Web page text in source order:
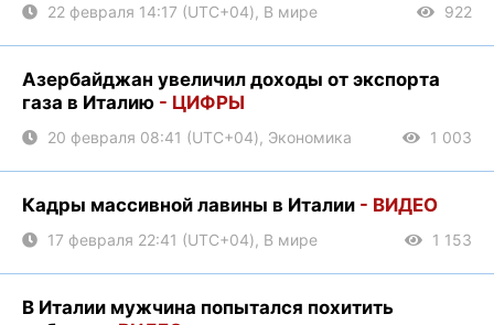
22 февраля 14:17 (UTC+04), В мире 922
Азербайджан увеличил доходы от экспорта
газа в Италию - ЦИФРЫ
20 февраля 08:41 (UTC+04), Экономика 1 003
Кадры массивной лавины в Италии - ВИДЕО
17 февраля 22:41 (UTC+04), В мире 1 153
В Италии мужчина попытался похитить